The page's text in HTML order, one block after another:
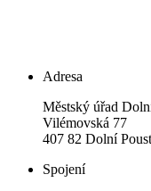
Adresa
Městský úřad
Vilémovská 77
407 82 Dolní
Spojení